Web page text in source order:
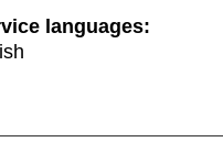
languages: